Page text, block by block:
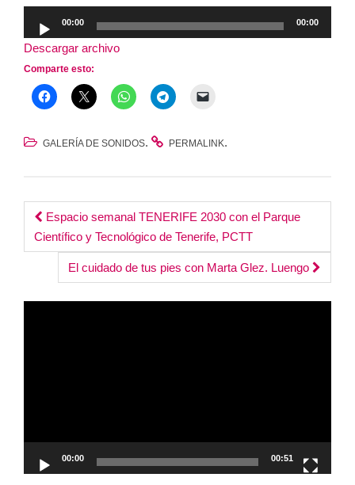
de
audio
00:00 00:00
Descargar archivo
Comparte esto:
GALERÍA DE SONIDOS. PERMALINK.
Post
navigation
Espacio semanal TENERIFE 2030 con el Parque
Científico y Tecnológico de Tenerife, PCTT
El cuidado de tus pies con Marta Glez. Luengo
00:00 00:51